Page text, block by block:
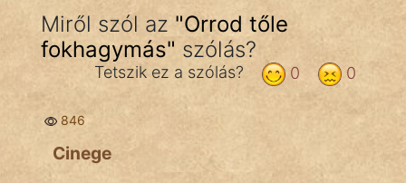
Közmondások
Szállóigék
Szóláscsoportok
Miről szól az "Orrod tőle
fokhagymás" szólás?
0
0
Tetszik ez a szólás?
846
Cinege